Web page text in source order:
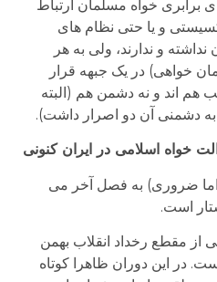
برابری خواه مسلمان ارتباط
و یا حتی نظام های
و ندارند، ولی به هر
خواهی) در یک جبهه قرار
هم اند و نه دشمن هم (البته
دشمنی آن دو اصرار داشت).
خواه اسلامی در ایران کنونی
ضروری) به فصل آخر می
است.
از مقطع رخداد انقلاب بهمن
در این دوران ظاهرا کوتاه